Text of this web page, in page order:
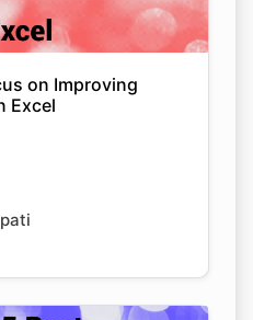
on Improving
Excel